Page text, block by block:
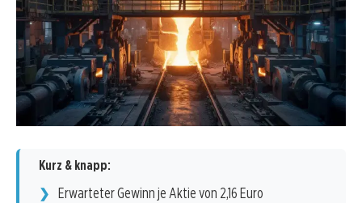
Kurz & knapp:
Erwarteter Gewinn je Aktie von 2,16 Euro